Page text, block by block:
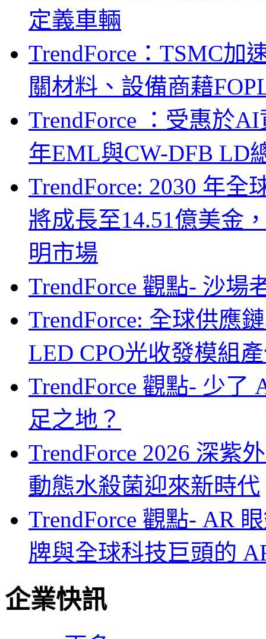
定義車輛
TrendForce：TSMC加
關材料、設備商藉
TrendForce ：受惠於
年EML與CW-DFB LD
TrendForce: 2030 年
將成長至14.51億美金
明市場
TrendForce 觀點- 沙場
TrendForce: 全球供應
LED CPO光收發模組
TrendForce 觀點- 少
足之地？
TrendForce 2026 深紫
動態水殺菌迎來新時代
TrendForce 觀點- AR
牌與全球科技巨頭的
企業快訊